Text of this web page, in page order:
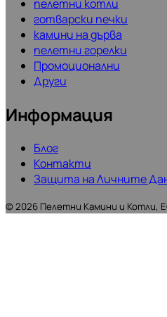
пелетни котли
готварски печки
камини на дърва
пелетни горелки
Промоционални
Други
Информация
Блог
Контакти
Защита на Личните
©2026 Пелетни Камини и Котли,